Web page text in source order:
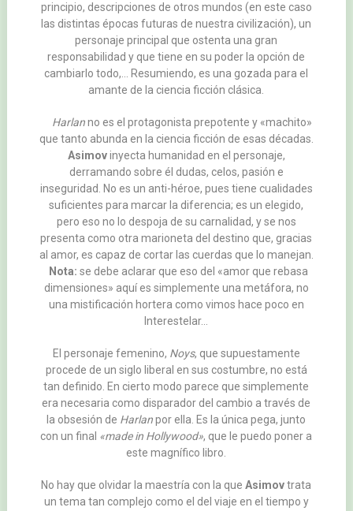
principio, descripciones de otros mundos (en este caso
las distintas épocas futuras de nuestra civilización), un
personaje principal que ostenta una gran
responsabilidad y que tiene en su poder la opción de
cambiarlo todo,… Resumiendo, es una gozada para el
amante de la ciencia ficción clásica.
Harlanno es el protagonista prepotente y «machito»
que tanto abunda en la ciencia ficción de esas décadas.
Asimovinyecta humanidad en el personaje,
derramando sobre él dudas, celos, pasión e
inseguridad. No es un anti-héroe, pues tiene cualidades
suficientes para marcar la diferencia; es un elegido,
pero eso no lo despoja de su carnalidad, y se nos
presenta como otra marioneta del destino que, gracias
al amor, es capaz de cortar las cuerdas que lo manejan.
Nota: se debe aclarar que eso del «amor que rebasa
dimensiones» aquí es simplemente una metáfora, no
una mistificación hortera como vimos hace poco en
Interestelar…
El personaje femenino, Noys, que supuestamente
procede de un siglo liberal en sus costumbre, no está
tan definido. En cierto modo parece que simplemente
era necesaria como disparador del cambio a través de
la obsesión de Harlanpor ella. Es la única pega, junto
con un final «made in Hollywood», que le puedo poner a
este magnífico libro.
No hay que olvidar la maestría con la queAsimovtrata
un tema tan complejo como el del viaje en el tiempo y